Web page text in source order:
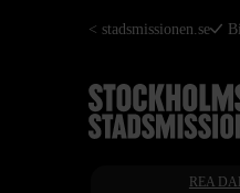
Hoppa< stadsmissionen.se
REA